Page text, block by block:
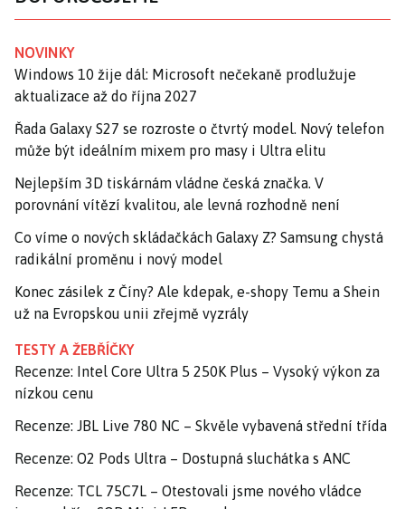
NOVINKY
Windows 10 žije dál: Microsoft nečekaně prodlužuje
aktualizace až do října 2027
Řada Galaxy S27 se rozroste o čtvrtý model. Nový telefon
může být ideálním mixem pro masy i Ultra elitu
Nejlepším 3D tiskárnám vládne česká značka. V
porovnání vítězí kvalitou, ale levná rozhodně není
Co víme o nových skládačkách Galaxy Z? Samsung chystá
radikální proměnu i nový model
Konec zásilek z Číny? Ale kdepak, e-shopy Temu a Shein
už na Evropskou unii zřejmě vyzrály
TESTY A ŽEBŘÍČKY
Recenze: Intel Core Ultra 5 250K Plus – Vysoký výkon za
nízkou cenu
Recenze: JBL Live 780 NC – Skvěle vybavená střední třída
Recenze: O2 Pods Ultra – Dostupná sluchátka s ANC
Recenze: TCL 75C7L – Otestovali jsme nového vládce